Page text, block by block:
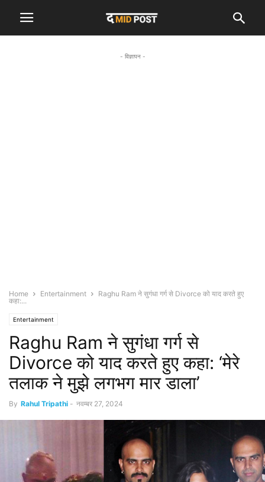
- विज्ञापन -
Home Entertainment
Raghu Ram ने सुगंधा गर्ग से Divorce को याद करते हुए
कहा:...
Entertainment
Raghu Ram ने सुगंधा गर्ग से
Divorce को याद करते हुए कहा: ‘मेरे
तलाक ने मुझे लगभग मार डाला’
By Rahul Tripathi - नवम्बर 27, 2024